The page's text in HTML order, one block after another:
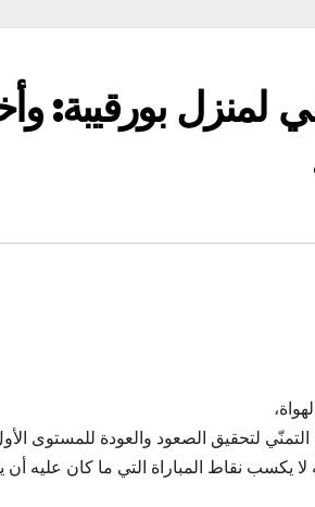
لمنزل بورقيبة:
لتحقيق الصعود والعودة للمستوى
لا يكسب نقاط المباراة التي ما كان عليه